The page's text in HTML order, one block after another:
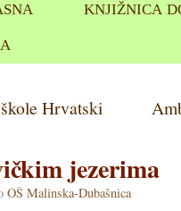
KNJIŽNICA
Hrvatski
jezerima
OŠ Malinska-Dubašnica